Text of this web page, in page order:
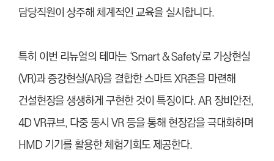
담당직원이 상주해 체계적인 교육을 실시합니다.
특히 이번 리뉴얼의 테마는 ‘Smart & Safety’로 가상현실
(VR)과 증강현실(AR)을 결합한 스마트 XR존을 마련해
건설현장을 생생하게 구현한 것이 특징이다. AR 장비안전,
4D VR큐브, 다중 동시 VR 등을 통해 현장감을 극대화하며
HMD 기기를 활용한 체험기회도 제공한다.